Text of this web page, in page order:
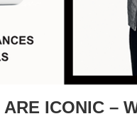
ICONIC –